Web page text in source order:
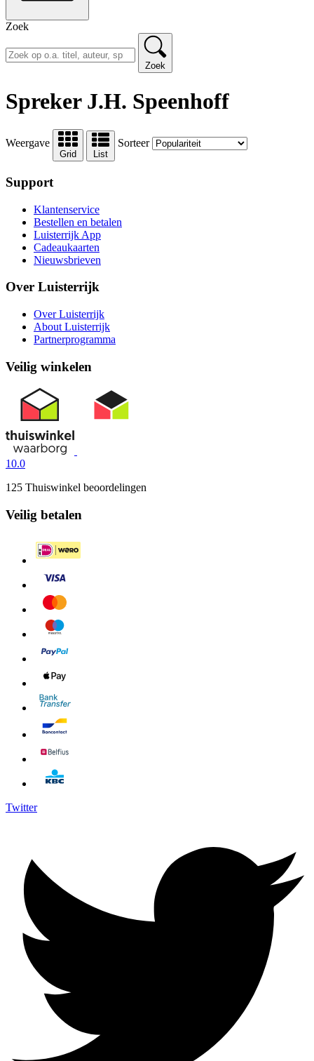
Zoek
Zoek
Spreker J.H. Speenhoff
Weergave
Grid List
Sorteer
Support
Klantenservice
Bestellen en betalen
Luisterrijk App
Cadeaukaarten
Nieuwsbrieven
Over Luisterrijk
Over Luisterrijk
About Luisterrijk
Partnerprogramma
Veilig winkelen
10.0
125 Thuiswinkel beoordelingen
Veilig betalen
Twitter